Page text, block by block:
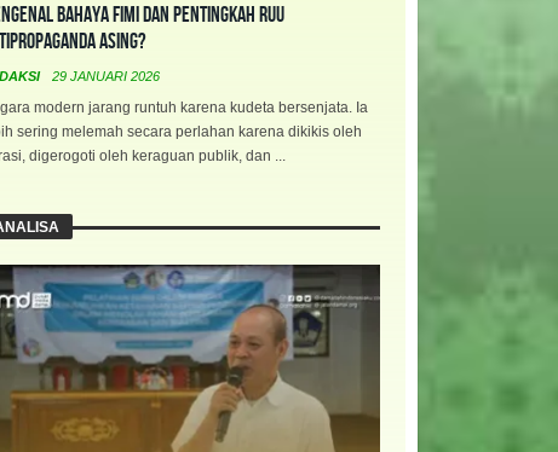
Bahaya FIMI dan Pentingkah RUU
Asing?
29 JANUARI 2026
modern jarang runtuh karena kudeta bersenjata. Ia
sering melemah secara perlahan karena dikikis oleh
digerogoti oleh keraguan publik, dan ...